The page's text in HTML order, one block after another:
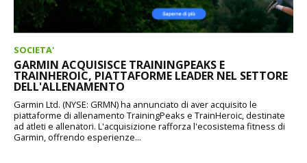
SOCIETA'
GARMIN ACQUISISCE TRAININGPEAKS E
TRAINHEROIC, PIATTAFORME LEADER NEL SETTORE
DELL'ALLENAMENTO
Garmin Ltd. (NYSE: GRMN) ha annunciato di aver acquisito le
piattaforme di allenamento TrainingPeaks e TrainHeroic, destinate
ad atleti e allenatori. L'acquisizione rafforza l'ecosistema fitness di
Garmin, offrendo esperienze...